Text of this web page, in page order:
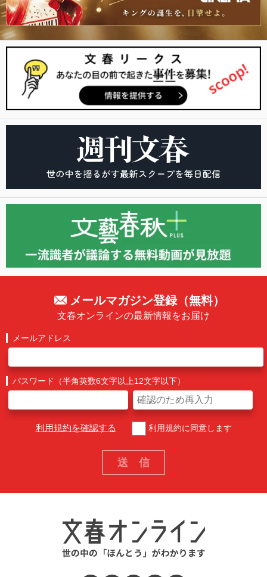
メールマガジン登録（無料）
文春オンラインの最新情報をお届け
メールアドレス
パスワード（半角英数6文字以上12文字以下）
利用規約を確認する 利用規約に同意します